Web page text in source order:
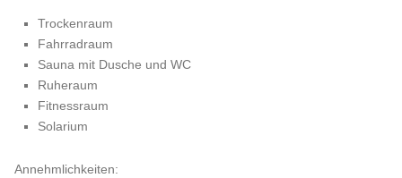
Trockenraum
Fahrradraum
Sauna mit Dusche und WC
Ruheraum
Fitnessraum
Solarium
Annehmlichkeiten: